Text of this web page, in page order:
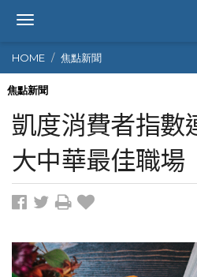
T
g
g
l
a
v
g
o
n
HOME 焦點新聞
焦點新聞
凱度消費者指數
大中華最佳職場